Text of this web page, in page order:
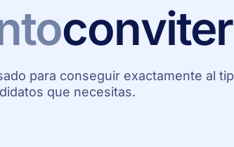
con
para conseguir exactamente al
que necesitas.